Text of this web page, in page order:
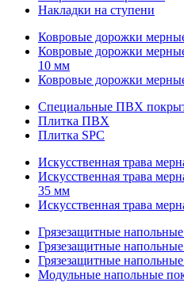
Накладки на ступени
Ковровые дорожки
Ковровые дорожки
10 мм
Ковровые дорожки
Специальные ПВХ
Плитка ПВХ
Плитка SPC
Искуccтвенная трава
Искусственная трава
35 мм
Искусственная трава
Грязезащитные
Грязезащитные
Грязезащитные
Модульные напольные